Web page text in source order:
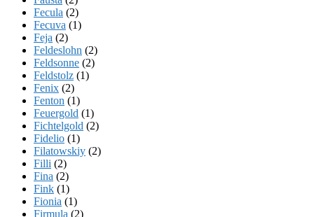
Fecula (2)
Fecuva (1)
Feja (2)
Feldeslohn (2)
Feldsonne (2)
Feldstolz (1)
Fenix (2)
Fenton (1)
Feuergold (1)
Fichtelgold (2)
Fidelio (1)
Filatowskiy (2)
Filli (2)
Fina (2)
Fink (1)
Fionia (1)
Firmula (2)